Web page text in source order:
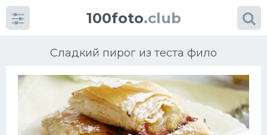
100foto.club
Сладкий пирог из теста фило